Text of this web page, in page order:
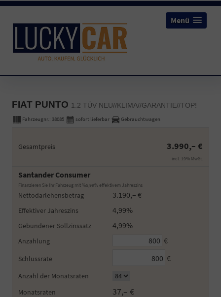
Menü
FIAT PUNTO 1.2 TÜV NEU//KLIMA//GARANTIE//TOP!
Fahrzeugnr.: 38085 sofort lieferbar Gebrauchtwagen
Gesamtpreis 3.990,– €
incl. 19% MwSt.
Santander Consumer
Finanzieren Sie Ihr Fahrzeug mit %5,99% effektivem Jahreszins
Nettodarlehensbetrag 3.190,– €
Effektiver Jahreszins 4,99%
Gebundener Sollzinssatz 4,99%
Anzahlung €
Schlussrate €
Anzahl der Monatsraten
Monatsraten
37,– €